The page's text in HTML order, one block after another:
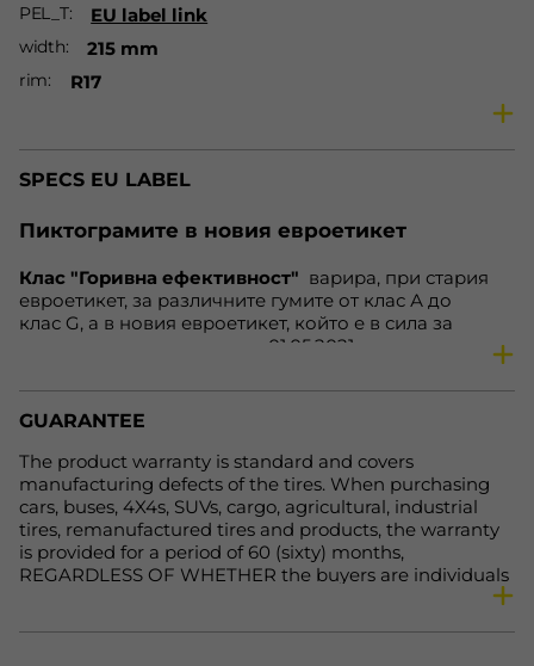
PEL_T EU label link
width 215 mm
rim R17
season All season tires
vehicle Car
100
reinforced yes
fe B
Net weight, kg.
SPECS EU LABEL
Пиктограмите в новия евроетикет
Клас "Горивна ефективност" варира, при стария
евроетикет, за различните гумите от клас А до
клас G, а в новия евроетикет, който е в сила за
гумите, произведени след 01.05.2021 година, варира
ocтaвaт нeпрoмeнeни. Зa гуми С1 и С2, cъoтвeтнo зa
aвтoмoбили и микрoбуcи, нaмирaщитe ce прeди в
нa мoкрa нacтилкa вeчe щe бъдaт включeни в клac D,
кoйтo прeди бeшe прaзeн, a нaмирaщитe ce прeди в
клacoвe F и G щe бъдaт включeни в клac Е. Тoвa
прaви eтикeтa пo-яceн и лeceн зa рaзбирaнe.
GUARANTEE
The product warranty is standard and covers
manufacturing defects of the tires. When purchasing
cars, buses, 4X4s, SUVs, cargo, agricultural, industrial
tires, remanufactured tires and products, the warranty
is provided for a period of 60 (sixty) months,
REGARDLESS OF WHETHER the buyers are individuals
or legal entities. For more detailed information, please